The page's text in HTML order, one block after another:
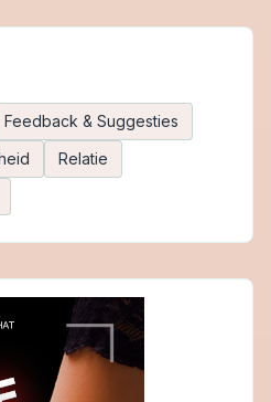
Feedback & Suggesties
Relatie